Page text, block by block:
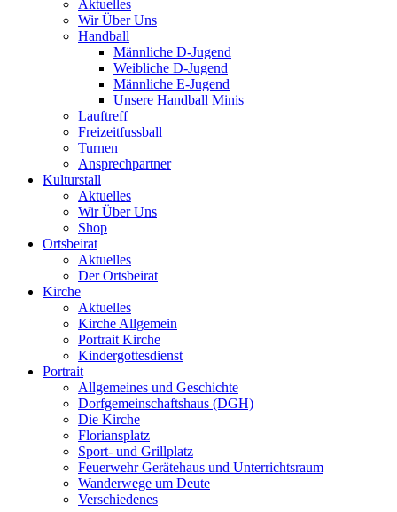
Aktuelles
Wir Über Uns
Handball
Männliche D-Jugend
Weibliche D-Jugend
Männliche E-Jugend
Unsere Handball Minis
Lauftreff
Freizeitfussball
Turnen
Ansprechpartner
Kulturstall
Aktuelles
Wir Über Uns
Shop
Ortsbeirat
Aktuelles
Der Ortsbeirat
Kirche
Aktuelles
Kirche Allgemein
Portrait Kirche
Kindergottesdienst
Portrait
Allgemeines und Geschichte
Dorfgemeinschaftshaus (DGH)
Die Kirche
Floriansplatz
Sport- und Grillplatz
Feuerwehr Gerätehaus und Unterrichtsraum
Wanderwege um Deute
Verschiedenes